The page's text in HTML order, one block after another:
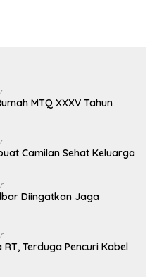
MTQ XXXV Tahun
Camilan Sehat Keluarga
Diingatkan Jaga
Terduga Pencuri Kabel